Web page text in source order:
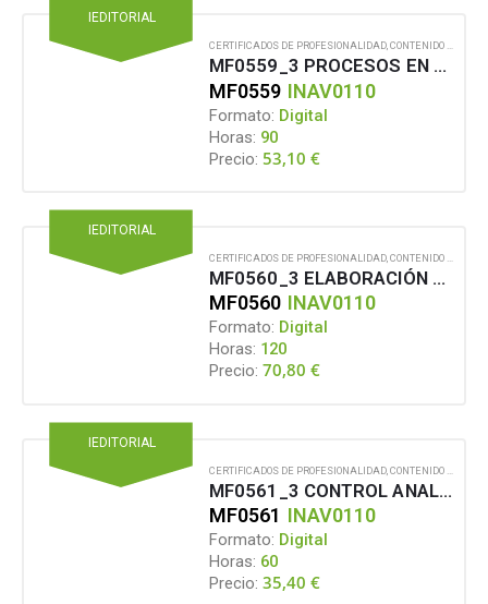
IEDITORIAL
CERTIFICADOS DE PROFESIONALIDAD,CONTENIDO EN FORMATO DIGITAL
MF0559_3 PROCESOS EN LA INDUSTRIA DE CONSERVAS Y JUGOS VEGETALES
MF0559 INAV0110
Formato: Digital
Horas: 90
Precio: 53,10€
IEDITORIAL
CERTIFICADOS DE PROFESIONALIDAD CONTENIDO EN FORMATO DIGITAL
MF0560_3 ELABORACIÓN DE CONSERVAS Y JUGOS VEGETALES
MF0560 INAV0110
Formato: Digital
Horas: 120
Precio: 70,80€
IEDITORIAL
CERTIFICADOS DE PROFESIONALIDAD CONTENIDO EN FORMATO DIGITAL
MF0561_3 CONTROL ANALÍTICO Y SENSORIAL DE CONSERVAS Y JUGOS VEGETALES
MF0561 INAV0110
Formato: Digital
Horas: 60
Precio: 35,40€